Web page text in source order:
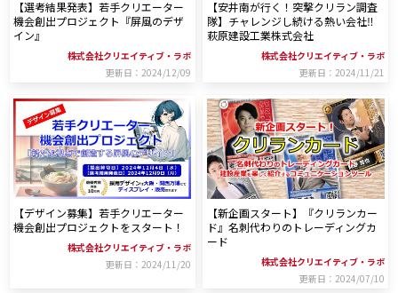
【選考結果発表】若手クリエーター
機会創出プロジェクト『屏風のデザ
イン』
株式会社クリエイティブ・ラボ
更新日：2024/12/09
【安井南が行く！突撃クリラン調査
隊】チャレンジし続ける熱い会社‼
萩原建設工業株式会社
株式会社クリエイティブ・ラボ
更新日：2024/11/21
【デザイン募集】若手クリエーター
機会創出プロジェクトをスタート！
株式会社クリエイティブ・ラボ
更新日：2024/11/20
【新企画スタート】『クリランカー
ド』名刺代わりのトレーディングカ
ード
株式会社クリエイティブ・ラボ
更新日：2024/07/10